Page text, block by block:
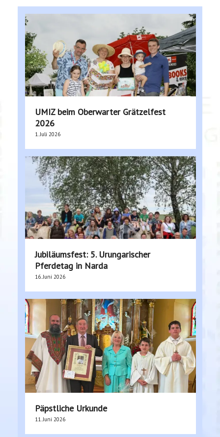
UMIZ beim Oberwarter Grätzelfest
2026
1. Juli 2026
Jubiläumsfest: 5. Urungarischer
Pferdetag in Narda
16. Juni 2026
Päpstliche Urkunde
11. Juni 2026